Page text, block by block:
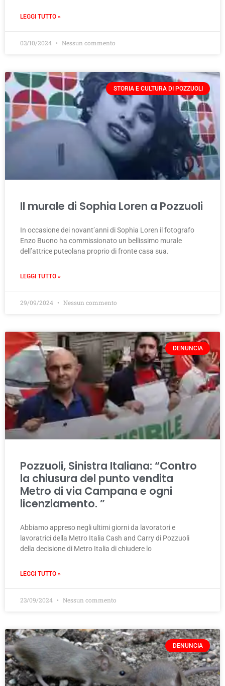
LEGGI TUTTO »
03/10/2024 Nessun commento
STORIA E CULTURA DI POZZUOLI
Il murale di Sophia Loren a Pozzuoli
In occasione dei novant’anni di Sophia Loren il fotografo
Enzo Buono ha commissionato un bellissimo murale
dell’attrice puteolana proprio di fronte casa sua.
LEGGI TUTTO »
29/09/2024 Nessun commento
DENUNCIA
Pozzuoli, Sinistra Italiana: “Contro
la chiusura del punto vendita
Metro di via Campana e ogni
licenziamento. ”
Abbiamo appreso negli ultimi giorni da lavoratori e
lavoratrici della Metro Italia Cash and Carry di Pozzuoli
della decisione di Metro Italia di chiudere lo
LEGGI TUTTO »
23/09/2024 Nessun commento
DENUNCIA